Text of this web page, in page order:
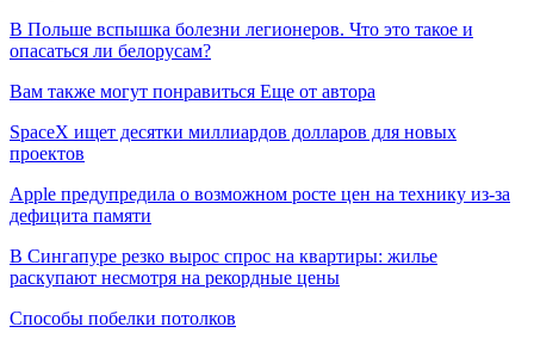
В Польше вспышка болезни легионеров. Что это такое и
опасаться ли белорусам?
Вам также могут понравиться Еще от автора
SpaceX ищет десятки миллиардов долларов для новых
проектов
Apple предупредила о возможном росте цен на технику из-за
дефицита памяти
В Сингапуре резко вырос спрос на квартиры: жилье
раскупают несмотря на рекордные цены
Способы побелки потолков